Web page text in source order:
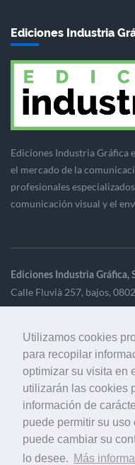
Utilizamos cookies
para recopilar
optimizar su visita en
utilizarán las cookies
información de
puede permitir su
puede cambiar su
lo desee. Más
Ediciones Industria
Ediciones Industria Gráfica
el mercado de la
profesionales
comunicación visual y el
Ediciones Industria Gráfica,
Calle Fluvià 257, bajos,
© 2001-2026